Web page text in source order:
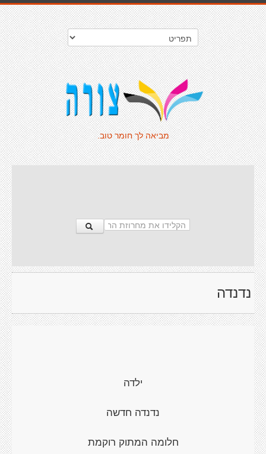
מביאה לך חומר טוב.
נדנדה
ילדה
נדנדה חדשה
חלומה המתוק רוקמת